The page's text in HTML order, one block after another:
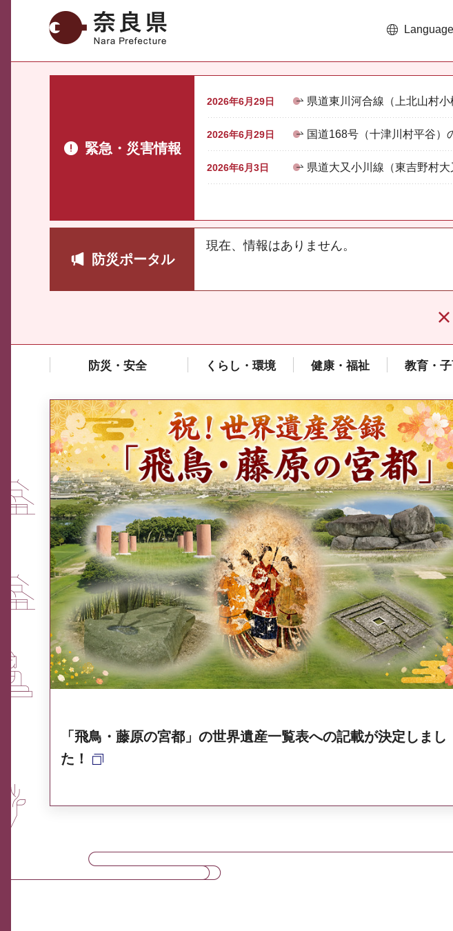
奈良県 Language
緊急・災害情報
2026年6月29日 県道東川河合線（上北山村
2026年6月29日 国道168号（十津川村平谷）
2026年6月3日 県道大又小川線（東吉野村
防災ポータル
現在、情報はありません。
防災・安全 くらし・環境 健康・福祉 教育・
「飛鳥・藤原の宮都」の世界遺産一覧表への記載が決定しまし
た！
中東情勢や原油価格上昇の影響
を受ける中小企業向け相談窓口
について
ふるさと納税なら、奈良
県広報誌「県
2026年8月号
奈